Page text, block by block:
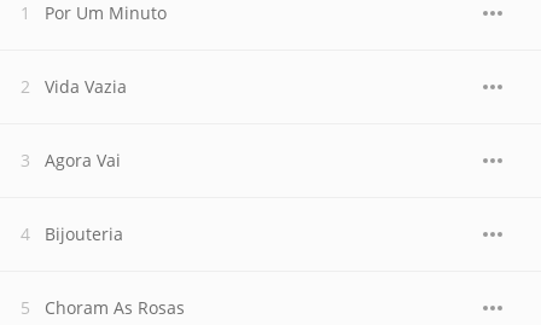
Por Um Minuto
Vida Vazia
Agora Vai
Bijouteria
Choram As Rosas